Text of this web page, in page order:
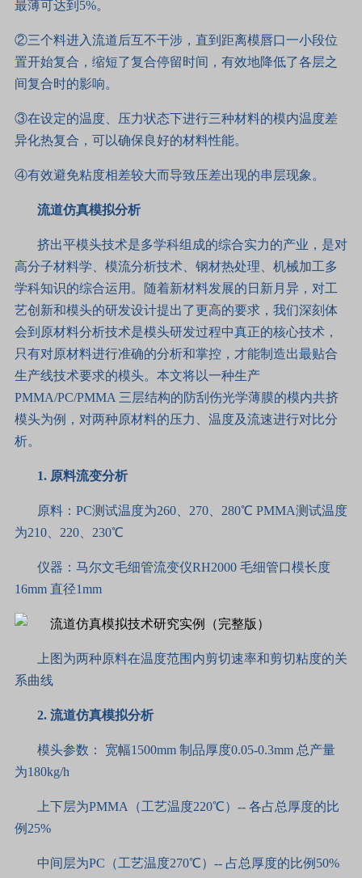
最薄可达到5%。
②三个料进入流道后互不干涉，直到距离模唇口一小段位
置开始复合，缩短了复合停留时间，有效地降低了各层之
间复合时的影响。
③在设定的温度、压力状态下进行三种材料的模内温度差
异化热复合，可以确保良好的材料性能。
④有效避免粘度相差较大而导致压差出现的串层现象。
流道仿真模拟分析
挤出平模头技术是多学科组成的综合实力的产业，是对
高分子材料学、模流分析技术、钢材热处理、机械加工多
学科知识的综合运用。随着新材料发展的日新月异，对工
艺创新和模头的研发设计提出了更高的要求，我们深刻体
会到原材料分析技术是模头研发过程中真正的核心技术，
只有对原材料进行准确的分析和掌控，才能制造出最贴合
生产线技术要求的模头。本文将以一种生产
PMMA/PC/PMMA 三层结构的防刮伤光学薄膜的模内共挤
模头为例，对两种原材料的压力、温度及流速进行对比分
析。
1. 原料流变分析
原料：PC测试温度为260、270、280℃ PMMA测试温度
为210、220、230℃
仪器：马尔文毛细管流变仪RH2000 毛细管口模长度
16mm 直径1mm
上图为两种原料在温度范围内剪切速率和剪切粘度的关
系曲线
2. 流道仿真模拟分析
模头参数： 宽幅1500mm 制品厚度0.05-0.3mm 总产量
为180kg/h
上下层为PMMA（工艺温度220℃）-- 各占总厚度的比
例25%
中间层为PC（工艺温度270℃）-- 占总厚度的比例50%